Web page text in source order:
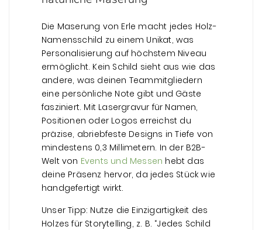
Die Maserung von Erle macht jedes Holz-
Namensschild zu einem Unikat, was
Personalisierung auf höchstem Niveau
ermöglicht. Kein Schild sieht aus wie das
andere, was deinen Teammitgliedern
eine persönliche Note gibt und Gäste
fasziniert. Mit Lasergravur für Namen,
Positionen oder Logos erreichst du
präzise, abriebfeste Designs in Tiefe von
mindestens 0,3 Millimetern. In der B2B-
Welt von Events und Messen hebt das
deine Präsenz hervor, da jedes Stück wie
handgefertigt wirkt.
Unser Tipp: Nutze die Einzigartigkeit des
Holzes für Storytelling, z. B. “Jedes Schild